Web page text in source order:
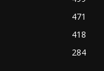
471
418
284